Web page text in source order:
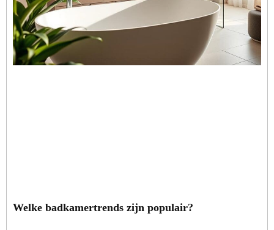
Welke badkamertrends zijn populair?